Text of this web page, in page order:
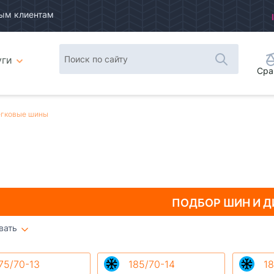
клиентам
шины
ПОДБОР ШИНИ
70-13 185/70-14